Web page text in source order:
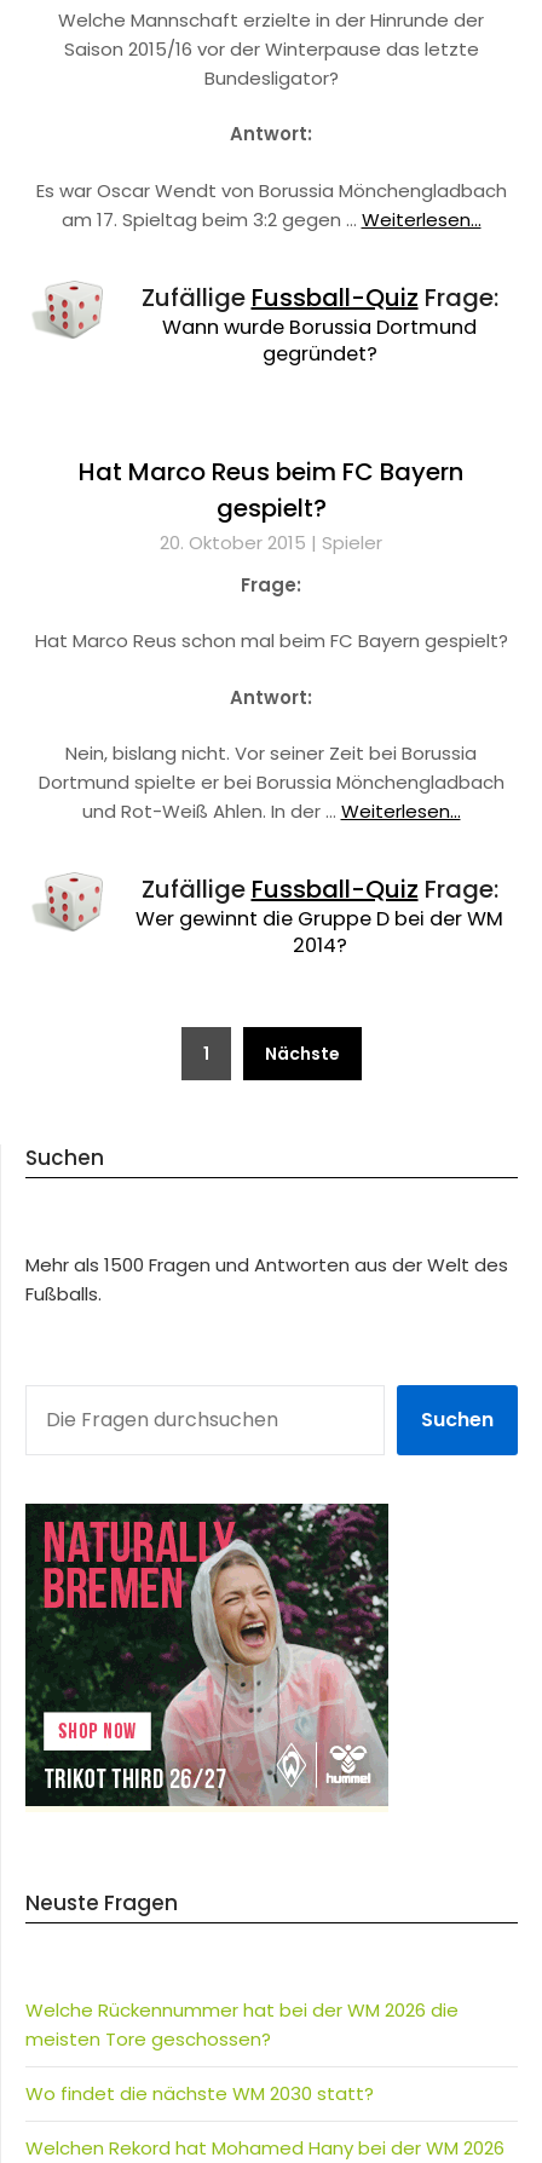
Welche Mannschaft erzielte in der Hinrunde der
Saison 2015/16 vor der Winterpause das letzte
Bundesligator?
Antwort:
Es war Oscar Wendt von Borussia Mönchengladbach
am 17. Spieltag beim 3:2 gegen … Weiterlesen...
Zufällige Fussball-Quiz Frage:
Wann wurde Borussia Dortmund
gegründet?
Hat Marco Reus beim FC Bayern
gespielt?
20. Oktober 2015 | Spieler
Frage:
Hat Marco Reus schon mal beim FC Bayern gespielt?
Antwort:
Nein, bislang nicht. Vor seiner Zeit bei Borussia
Dortmund spielte er bei Borussia Mönchengladbach
und Rot-Weiß Ahlen. In der … Weiterlesen...
Zufällige Fussball-Quiz Frage:
Wer gewinnt die Gruppe D bei der WM
2014?
Beitragsnavigation
1 Nächste
Suchen
Mehr als 1500 Fragen und Antworten aus der Welt des
Fußballs.
Suchen
Neuste Fragen
Welche Rückennummer hat bei der WM 2026 die
meisten Tore geschossen?
Wo findet die nächste WM 2030 statt?
Welchen Rekord hat Mohamed Hany bei der WM 2026